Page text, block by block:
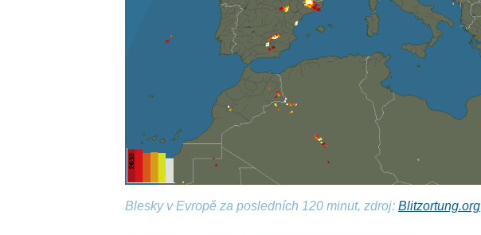
Blesky v Evropě za posledních 120 minut, zdroj:Blitzortung.org